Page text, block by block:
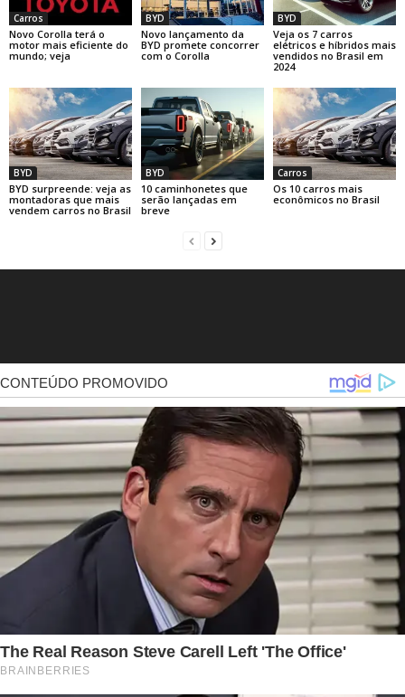
Carros
Novo Corolla terá o
motor mais eficiente do
mundo; veja
BYD
Novo lançamento da
BYD promete concorrer
com o Corolla
BYD
Veja os 7 carros
elétricos e híbridos mais
vendidos no Brasil em
2024
BYD
BYD surpreende: veja as
montadoras que mais
vendem carros no Brasil
BYD
10 caminhonetes que
serão lançadas em
breve
Carros
Os 10 carros mais
econômicos no Brasil